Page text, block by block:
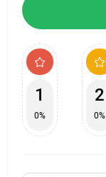
1
0%
2
0%